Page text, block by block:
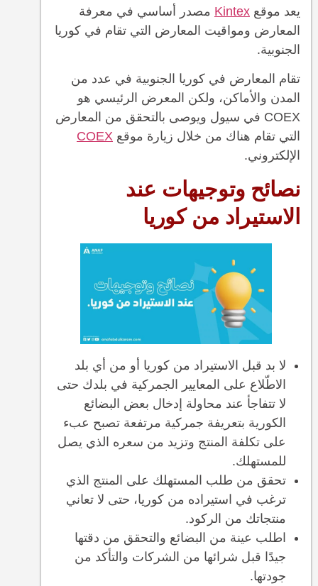
يعد موقع Kintex مصدر أساسي في معرفة
المعارض ومواقيت المعارض التي تقام في كوريا
الجنوبية.
تقام المعارض في كوريا الجنوبية في عدد من
المدن والأماكن، ولكن المعرض الرئيسي هو
COEX في سيول ويوصى بالتحقق من المعارض
التي تقام هناك من خلال زيارة موقع COEX
الإلكتروني.
نصائح وتوجيهات عند
الاستيراد من كوريا
لا بد قبل الاستيراد من كوريا أو من أي بلد
الاطّلاع على المعايير الجمركية في بلدك حتى
لا تتفاجأ عند محاولة إدخال بعض البضائع
الكورية بتعريفة جمركية مرتفعة تصبح عبء
على تكلفة المنتج وتزيد من سعره الذي يصل
للمستهلك.
تحقق من طلب المستهلك على المنتج الذي
ترغب في استيراده من كوريا، حتى لا تعاني
منتجاتك من الركود.
اطلب عينة من البضائع والتحقق من دقتها
جيدًا قبل شرائها من الشركات والتأكد من
جودتها.